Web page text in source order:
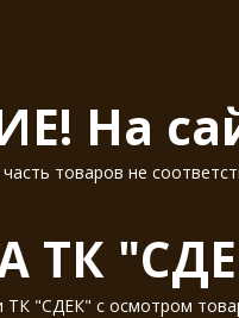
На
товаров не
ТК
ТК "СДЕК" с осмотром